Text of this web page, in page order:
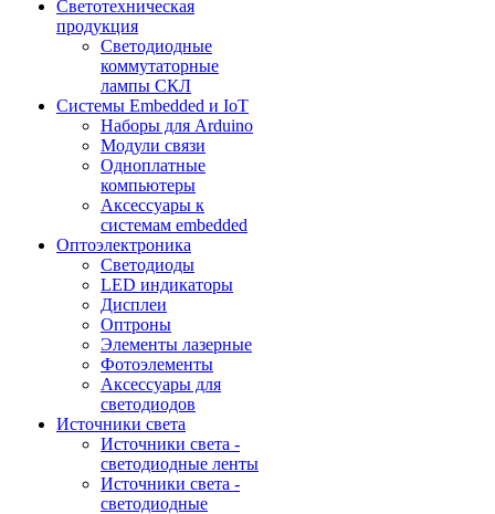
Светотехническая
продукция
Светодиодные
коммутаторные
лампы СКЛ
Системы Embedded и IoT
Наборы для Arduino
Модули связи
Одноплатные
компьютеры
Аксессуары к
системам embedded
Oптоэлектроника
Светодиоды
LED индикаторы
Дисплеи
Оптроны
Элементы лазерные
Фотоэлементы
Аксессуары для
светодиодов
Источники света
Источники света -
светодиодные ленты
Источники света -
светодиодные